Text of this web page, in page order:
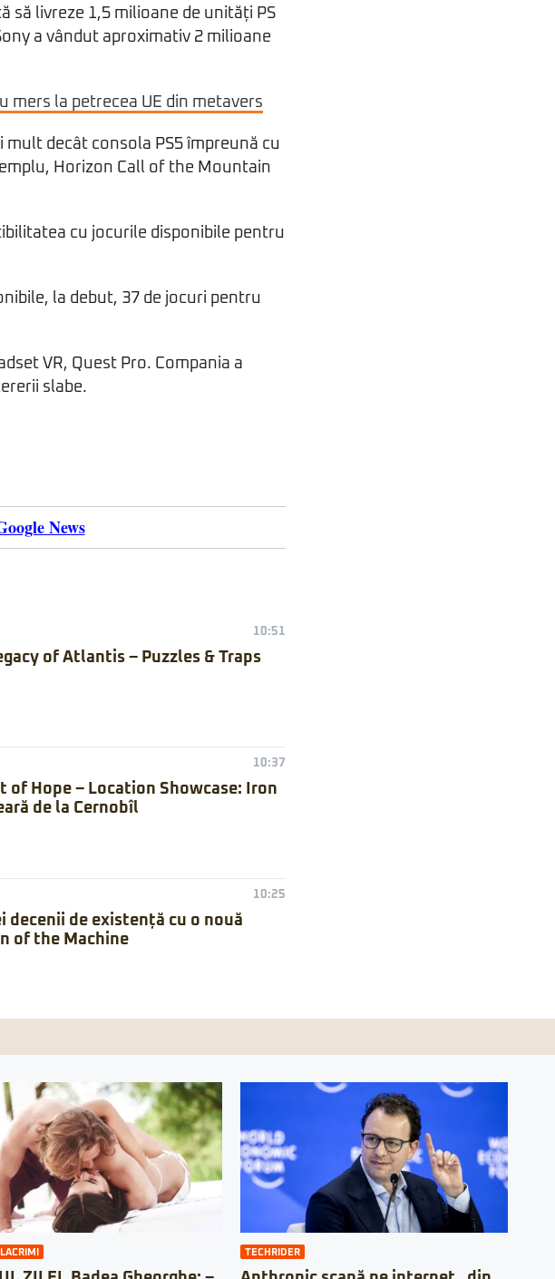
să livreze 1,5 milioane de unități PS
a vândut aproximativ 2 milioane
mers la petrecea UE din metavers
mult decât consola PS5 împreună cu
Horizon Call of the Mountain
cu jocurile disponibile pentru
la debut, 37 de jocuri pentru
VR, Quest Pro. Compania a
slabe.
News
10:51
of Atlantis – Puzzles & Traps
10:37
of Hope – Location Showcase: Iron
de la Cernobîl
10:25
decenii de existență cu o nouă
of the Machine
TECHRIDER